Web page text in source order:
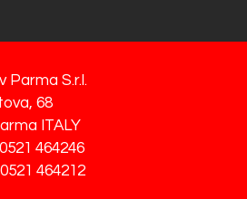
Parma S.r.l.
68
ITALY
464246
464212